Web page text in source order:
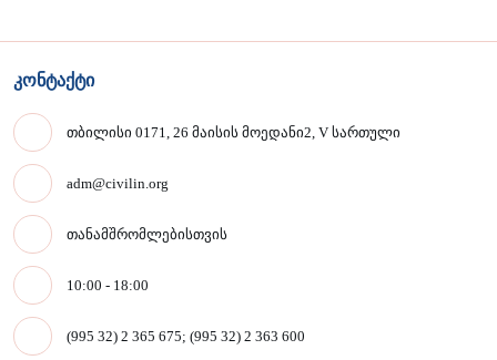
კონტაქტი
თბილისი 0171, 26 მაისის მოედანი2, V სართული
adm@civilin.org
თანამშრომლებისთვის
10:00 - 18:00
(995 32) 2 365 675; (995 32) 2 363 600